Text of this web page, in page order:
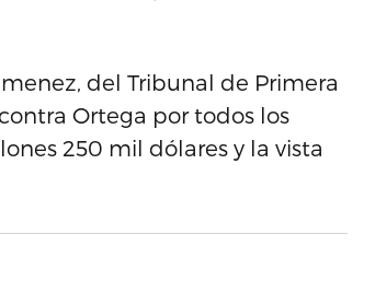
del Tribunal de Primera
Ortega por todos los
250 mil dólares y la vista